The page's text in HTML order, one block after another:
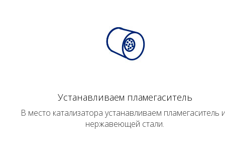
Устанавливаем пламегаситель
В место катализатора устанавливаем пламегаситель
нержавеющей стали.